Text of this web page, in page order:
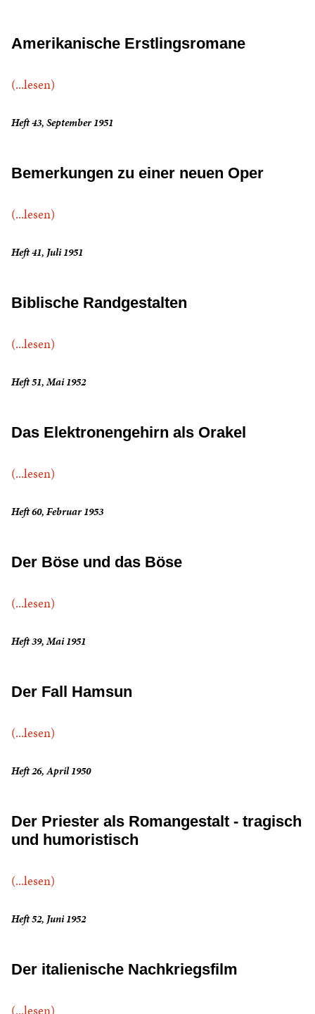
Amerikanische Erstlingsromane
(...lesen)
Heft 43, September 1951
Bemerkungen zu einer neuen Oper
(...lesen)
Heft 41, Juli 1951
Biblische Randgestalten
(...lesen)
Heft 51, Mai 1952
Das Elektronengehirn als Orakel
(...lesen)
Heft 60, Februar 1953
Der Böse und das Böse
(...lesen)
Heft 39, Mai 1951
Der Fall Hamsun
(...lesen)
Heft 26, April 1950
Der Priester als Romangestalt - tragisch
und humoristisch
(...lesen)
Heft 52, Juni 1952
Der italienische Nachkriegsfilm
(...lesen)